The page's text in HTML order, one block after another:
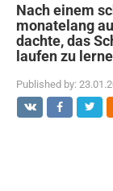
Nach einem
monatelang
dachte, das
laufen zu
Published by: